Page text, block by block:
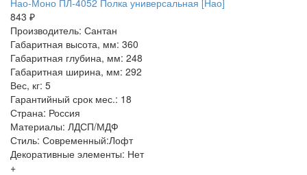
843 ₽
Производитель: Сантан
Габаритная высота, мм: 360
Габаритная глубина, мм: 248
Габаритная ширина, мм: 292
Вес, кг: 5
Гарантийный срок мес.: 18
Страна: Россия
Материалы: ЛДСП/МДФ
Стиль: Современный:Лофт
Декоративные элементы: Нет
+